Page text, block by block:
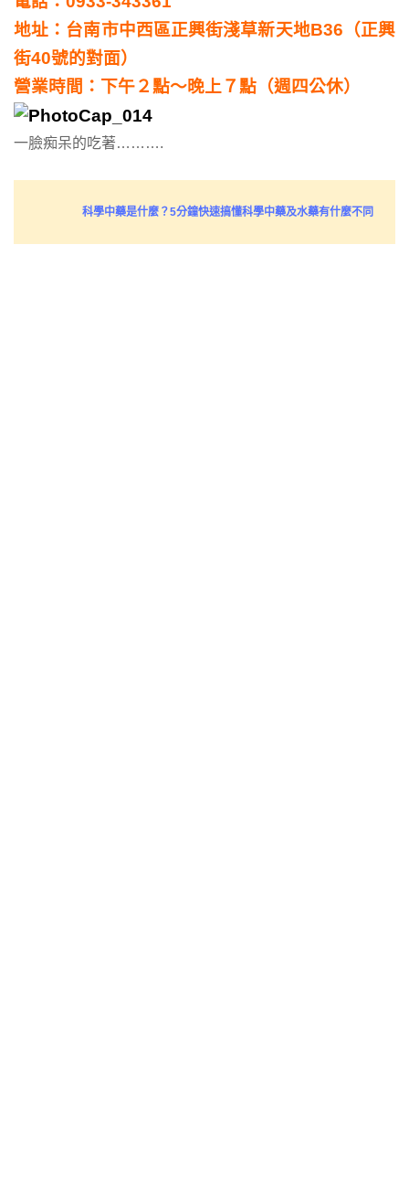
地址：台南市中西區正興街淺草新天地B36（正興
街40號的對面）
營業時間：下午２點～晚上７點（週四公休）
一臉痴呆的吃著……….
科學中藥是什麼？5分鐘快速搞懂科學中藥及水藥有什麼不同